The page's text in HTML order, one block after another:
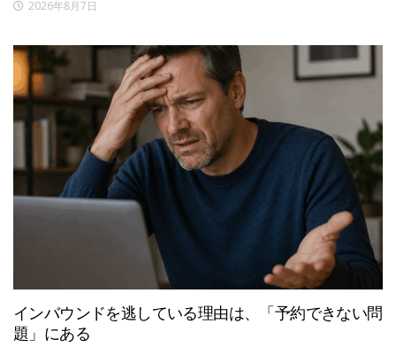
2026年8月7日
インバウンドを逃している理由は、「予約できない問
題」にある